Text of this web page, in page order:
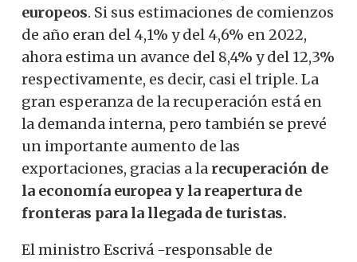
europeos. Si sus estimaciones de comienzos
de año eran del 4,1% y del 4,6% en 2022,
ahora estima un avance del 8,4% y del 12,3%
respectivamente, es decir, casi el triple. La
gran esperanza de la recuperación está en
la demanda interna, pero también se prevé
un importante aumento de las
exportaciones, gracias a la recuperación de
la economía europea y la reapertura de
fronteras para la llegada de turistas.
El ministro Escrivá -responsable de